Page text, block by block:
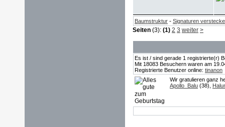
Baumstruktur - Signaturen
Seiten (3): (1) 2 3 weiter >
Es ist / sind gerade 1 registrierte(r)
Mit 18083 Besuchern waren am
Registrierte Benutzer online: tinanon
Wir gratulieren ganz
Apollo_Balu (38),